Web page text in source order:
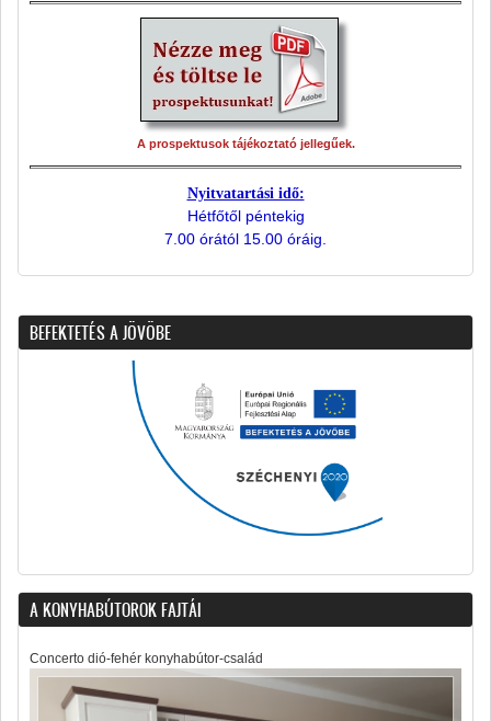
A prospektusok tájékoztató jellegűek.
Nyitvatartási idő:
Hétfőtől péntekig
7.00 órától 15.00 óráig.
BEFEKTETÉS A JÖVÖBE
A KONYHABÚTOROK FAJTÁI
Concerto dió-fehér konyhabútor-család